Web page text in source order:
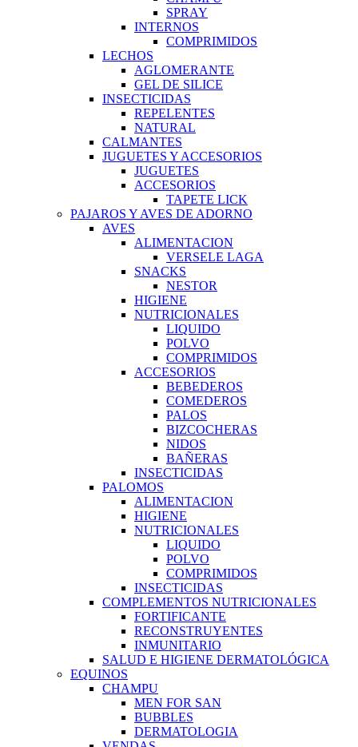
SPRAY
INTERNOS
COMPRIMIDOS
LECHOS
AGLOMERANTE
GEL DE SILICE
INSECTICIDAS
REPELENTES
NATURAL
CALMANTES
JUGUETES Y ACCESORIOS
JUGUETES
ACCESORIOS
TAPETE LICK
PAJAROS Y AVES DE ADORNO
AVES
ALIMENTACION
VERSELE LAGA
SNACKS
NESTOR
HIGIENE
NUTRICIONALES
LIQUIDO
POLVO
COMPRIMIDOS
ACCESORIOS
BEBEDEROS
COMEDEROS
PALOS
BIZCOCHERAS
NIDOS
BAÑERAS
INSECTICIDAS
PALOMOS
ALIMENTACION
HIGIENE
NUTRICIONALES
LIQUIDO
POLVO
COMPRIMIDOS
INSECTICIDAS
COMPLEMENTOS NUTRICIONALES
FORTIFICANTE
RECONSTRUYENTES
INMUNITARIO
SALUD E HIGIENE DERMATOLÓGICA
EQUINOS
CHAMPU
MEN FOR SAN
BUBBLES
DERMATOLOGIA